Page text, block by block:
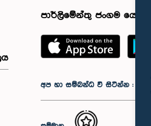
පාර්ලිමේන්තු ජංගම යෙදුම
අප හා සම්බන්ධ වී සිටින්න :